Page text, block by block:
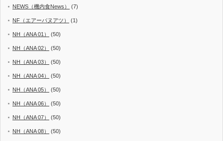
NEWS（機内食News） (7)
NF（エアーバヌアツ） (1)
NH（ANA 01） (50)
NH（ANA 02） (50)
NH（ANA 03） (50)
NH（ANA 04） (50)
NH（ANA 05） (50)
NH（ANA 06） (50)
NH（ANA 07） (50)
NH（ANA 08） (50)